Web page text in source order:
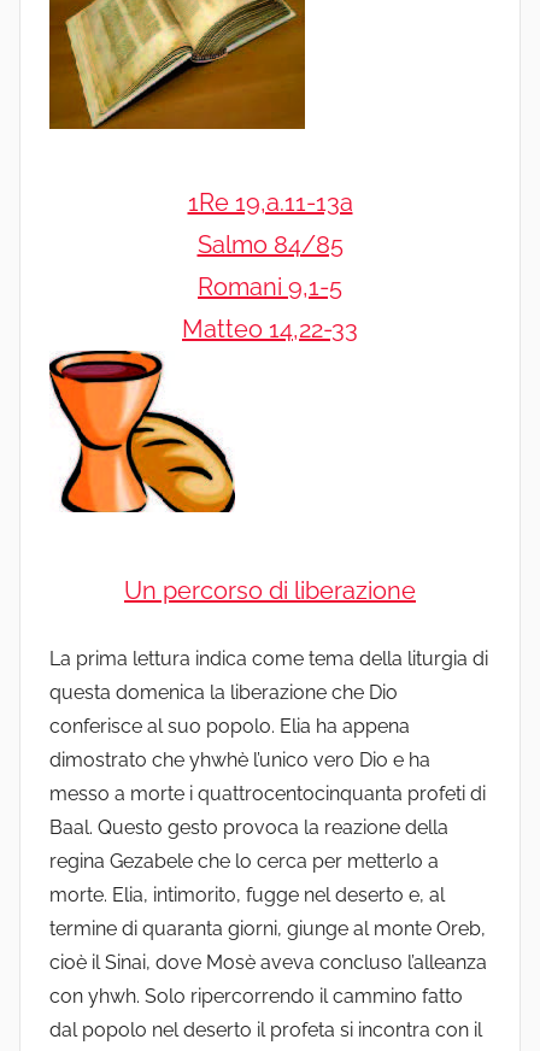
1Re 19,a.11-13a
Salmo 84/85
Romani 9,1-5
Matteo 14,22-33
Un percorso di liberazione
La prima lettura indica come tema della liturgia di
questa domenica la liberazione che Dio
conferisce al suo popolo. Elia ha appena
dimostrato che yhwhè l’unico vero Dio e ha
messo a morte i quattrocentocinquanta profeti di
Baal. Questo gesto provoca la reazione della
regina Gezabele che lo cerca per metterlo a
morte. Elia, intimorito, fugge nel deserto e, al
termine di quaranta giorni, giunge al monte Oreb,
cioè il Sinai, dove Mosè aveva concluso l’alleanza
con yhwh. Solo ripercorrendo il cammino fatto
dal popolo nel deserto il profeta si incontra con il